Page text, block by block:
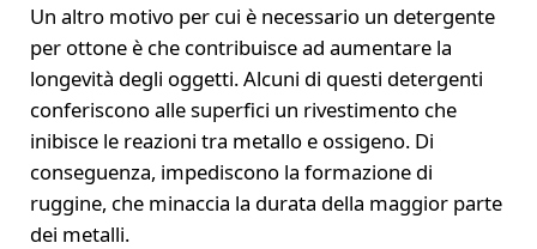
Un altro motivo per cui è necessario un detergente
per ottone è che contribuisce ad aumentare la
longevità degli oggetti. Alcuni di questi detergenti
conferiscono alle superfici un rivestimento che
inibisce le reazioni tra metallo e ossigeno. Di
conseguenza, impediscono la formazione di
ruggine, che minaccia la durata della maggior parte
dei metalli.